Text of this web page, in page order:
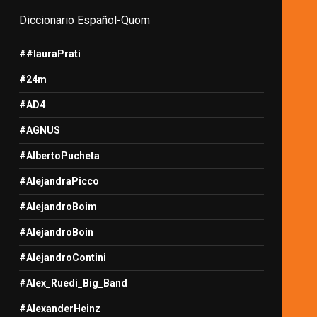
Diccionario Español-Quom
##lauraPrati
#24m
#AD4
#AGNUS
#AlbertoPucheta
#AlejandraPicco
#AlejandroBoim
#AlejandroBoin
#AlejandroContini
#Alex_Ruedi_Big_Band
#AlexanderHeinz